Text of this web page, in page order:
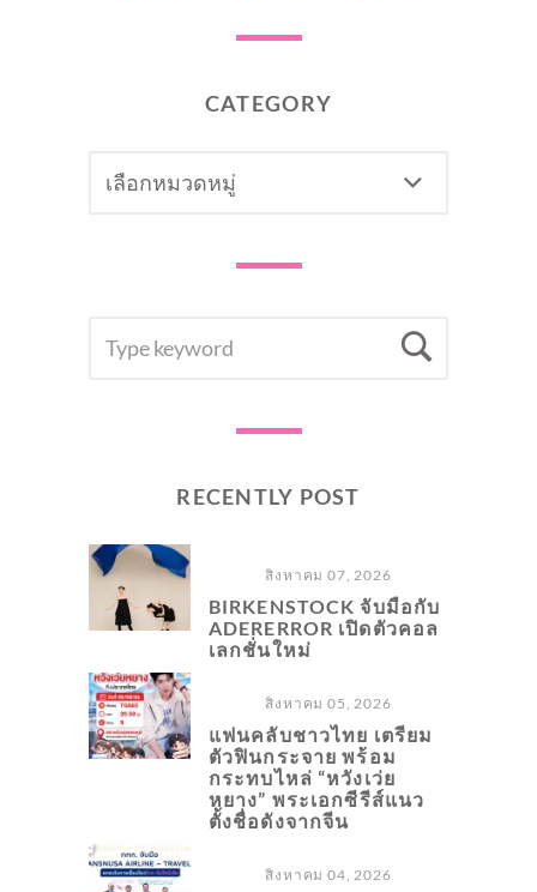
CATEGORY
FOR:
RECENTLY POST
สิงหาคม 07, 2026
BIRKENSTOCK จับมือกับ
ADERERROR เปิดตัวคอล
เลกชั่นใหม่
สิงหาคม 05, 2026
แฟนคลับชาวไทย เตรียม
ตัวฟินกระจาย พร้อม
กระทบไหล่ “หวังเว่ย
หยาง” พระเอกซีรีส์แนว
ตั้งชื่อดังจากจีน
สิงหาคม 04, 2026